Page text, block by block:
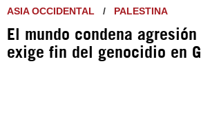
http://twitter.com/
https://t.me/
https://
ASIA OCCIDENTAL / PALESTINA
El mundo condena
exige fin del genocidio en